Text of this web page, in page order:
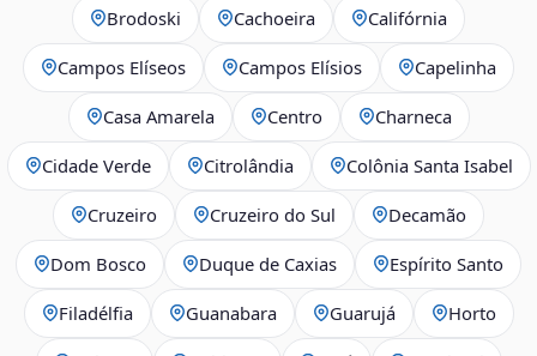
Brodoski Cachoeira Califórnia
Campos Elíseos Campos Elísios Capelinha
Casa Amarela Centro Charneca
Cidade Verde Citrolândia Colônia Santa Isabel
Cruzeiro Cruzeiro do Sul Decamão
Dom Bosco Duque de Caxias Espírito Santo
Filadélfia Guanabara Guarujá Horto